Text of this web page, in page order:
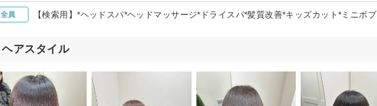
全員 【検索用】*ヘッドスパ*ヘッドマッサージ*ドライスパ*髪質改善*キッズカット*ミニボブ
ヘアスタイル